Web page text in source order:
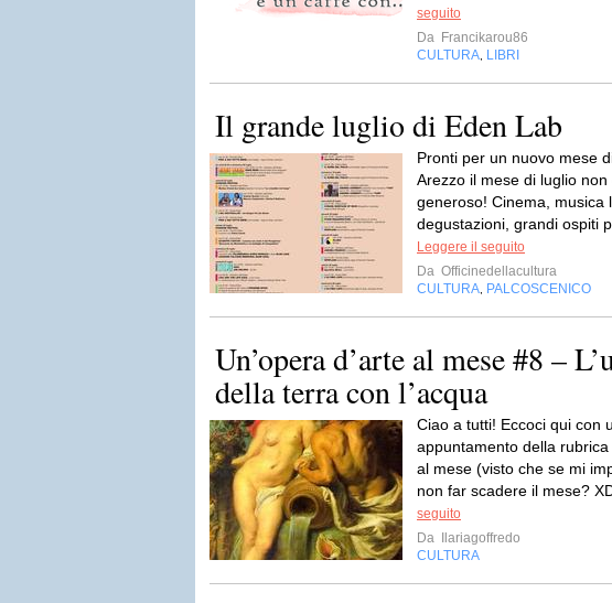
seguito
Da Francikarou86
CULTURA LIBRI
Il grande luglio di Eden Lab
Pronti per un nuovo mese
Arezzo il mese di luglio
generoso! Cinema, musica
degustazioni, grandi ospiti
Leggere il seguito
Da Officinedellacultura
CULTURA PALCOSCENICO
Un’opera d’arte al mese #8 –
della terra con l’acqua
Ciao a tutti! Eccoci qui con
appuntamento della rubrica
al mese (visto che se mi
non far scadere il mese?
seguito
Da
Ilariagoffredo
CULTURA